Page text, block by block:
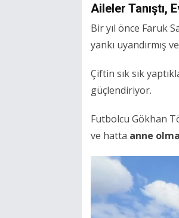
Aileler Tanıştı,
Bir yıl önce Faruk
yankı uyandırmış
Çiftin sık sık
güçlendiriyor.
Futbolcu Gökhan
ve hatta anne